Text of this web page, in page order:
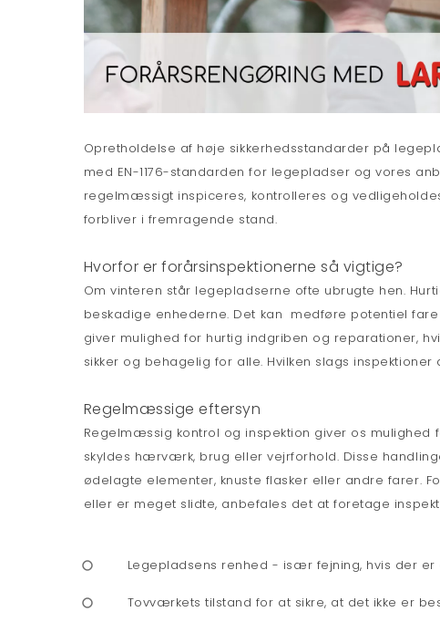
Opretholdelse af høje sikkerhedsstandarder på
med EN-1176-standarden for legepladser og vores
regelmæssigt inspiceres, kontrolleres og
forbliver i fremragende stand.
Hvorfor er forårsinspektionerne så vigtige?
Om vinteren står legepladserne ofte ubrugte hen.
beskadige enhederne. Det kan medføre potentiel
giver mulighed for hurtig indgriben og reparationer,
sikker og behagelig for alle. Hvilken slags inspektioner
Regelmæssige eftersyn
Regelmæssig kontrol og inspektion giver os
skyldes hærværk, brug eller vejrforhold. Disse
ødelagte elementer, knuste flasker eller andre farer.
eller er meget slidte, anbefales det at foretage
Legepladsens renhed - især fejning, hvis der
Tovværkets tilstand for at sikre, at det ikke er